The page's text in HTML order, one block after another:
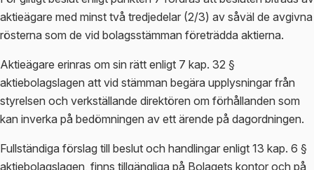
aktieägare med minst två tredjedelar (2/3) av såväl de avgivna
rösterna som de vid bolagsstämman företrädda aktierna.
Aktieägare erinras om sin rätt enligt 7 kap. 32 §
aktiebolagslagen att vid stämman begära upplysningar från
styrelsen och verkställande direktören om förhållanden som
kan inverka på bedömningen av ett ärende på dagordningen.
Fullständiga förslag till beslut och handlingar enligt 13 kap. 6 §
aktiebolagslagen, finns tillgängliga på Bolagets kontor och på